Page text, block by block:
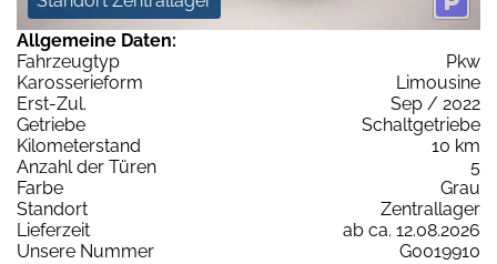
Allgemeine Daten:
Fahrzeugtyp
Pkw
Karosserieform
Limousine
Erst-Zul.
Sep / 2022
Getriebe
Schaltgetriebe
Kilometerstand
10 km
Anzahl der Türen
5
Farbe
Grau
Standort
Zentrallager
Lieferzeit
ab ca. 12.08.2026
Unsere Nummer
G0019910